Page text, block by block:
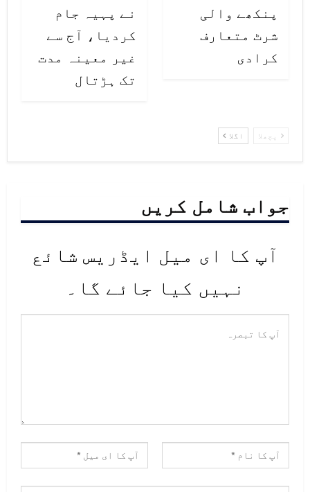
پنکھے والی
شرٹ متعارف
کرادی
نے پہیہ جام
کردیا، آج سے
غیر معینہ مدت
تک ہڑتال
پچھلا اگلا
جواب شامل کریں
آپ کا ای میل ایڈریس شائع
نہیں کیا جائے گا۔